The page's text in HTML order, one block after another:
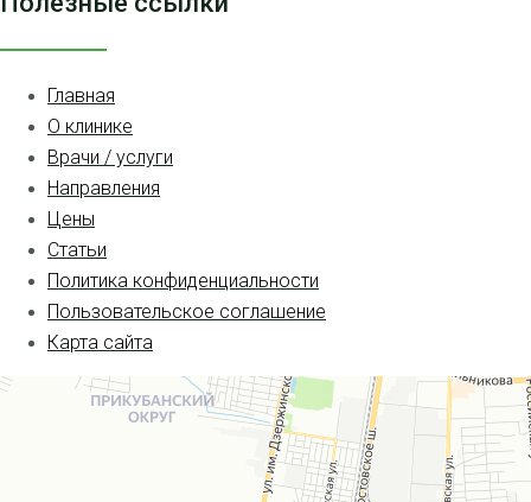
Главная
О клинике
Врачи / услуги
Направления
Цены
Статьи
Политика конфиденциальности
Пользовательское соглашение
Карта сайта